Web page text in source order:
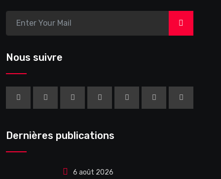
>
Nous suivre
Dernières publications
6 août 2026